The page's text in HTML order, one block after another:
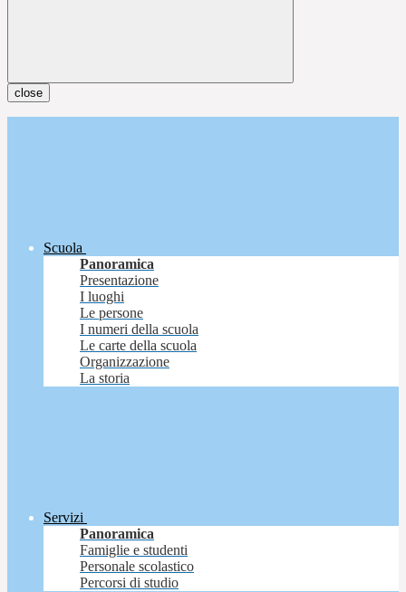
close
Scuola
Panoramica
Presentazione
I luoghi
Le persone
I numeri della scuola
Le carte della scuola
Organizzazione
La storia
Servizi
Panoramica
Famiglie e studenti
Personale scolastico
Percorsi di studio